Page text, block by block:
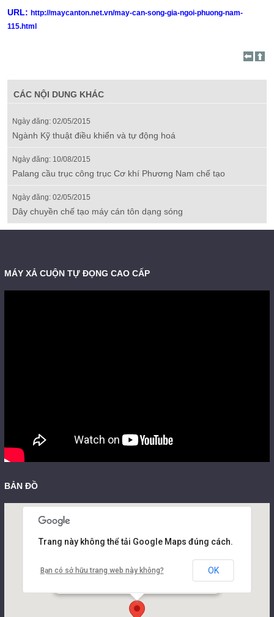
URL: http://maycanton.net.vn/may-can-song-gia-ngoi-phuong-nam-
115.html
CÁC NỘI DUNG KHÁC
Ngày đăng: 02/05/2015
Ngành Kỹ thuật điều khiển và tự động hoá
Ngày đăng: 10/08/2015
Palang cầu trục công trục Cơ khí Phương Nam chế tạo
Ngày đăng: 02/05/2015
Dây chuyền chế tạo máy cán tôn dạng sóng
MÁY XẢ CUỘN TỰ ĐỌNG CAO CẤP
BẢN ĐỒ